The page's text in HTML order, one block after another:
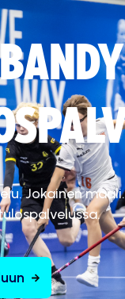
Jokainen maali.